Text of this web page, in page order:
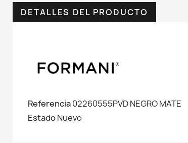
DETALLES DEL PRODUCTO
Referencia02260555PVD NEGRO MATE
EstadoNuevo